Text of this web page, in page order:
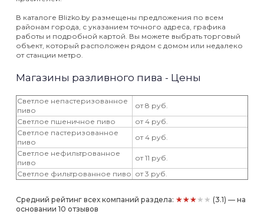
В каталоге Blizko.by размещены предложения по всем
районам города, с указанием точного адреса, графика
работы и подробной картой. Вы можете выбрать торговый
объект, который расположен рядом с домом или недалеко
от станции метро.
Магазины разливного пива - Цены
Светлое непастеризованное
пиво
от 8 руб.
Светлое пшеничное пиво
от 4 руб.
Светлое пастеризованное
пиво
от 4 руб.
Светлое нефильтрованное
пиво
от 11 руб.
Светлое фильтрованное пиво от 3 руб.
Средний рейтинг всех компаний раздела: ★★★★★ (3.1) — на
основании 10 отзывов